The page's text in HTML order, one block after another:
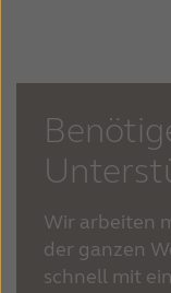
Wir arbeiten
der ganzen
schnell mit